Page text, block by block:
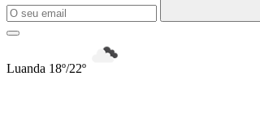
Luanda 18º/22º